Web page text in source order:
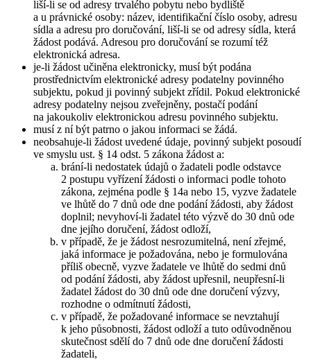
liší-li se od adresy trvalého pobytu nebo bydliště
a u právnické osoby: název, identifikační číslo osoby, adresu
sídla a adresu pro doručování, liší-li se od adresy sídla, která
žádost podává. Adresou pro doručování se rozumí též
elektronická adresa.
je-li žádost učiněna elektronicky, musí být podána
prostřednictvím elektronické adresy podatelny povinného
subjektu, pokud ji povinný subjekt zřídil. Pokud elektronické
adresy podatelny nejsou zveřejněny, postačí podání
na jakoukoliv elektronickou adresu povinného subjektu.
musí z ní být patrno o jakou informaci se žádá.
neobsahuje-li žádost uvedené údaje, povinný subjekt posoudí
ve smyslu ust. § 14 odst. 5 zákona žádost a:
brání-li nedostatek údajů o žadateli podle odstavce
2 postupu vyřízení žádosti o informaci podle tohoto
zákona, zejména podle § 14a nebo 15, vyzve žadatele
ve lhůtě do 7 dnů ode dne podání žádosti, aby žádost
doplnil; nevyhoví-li žadatel této výzvě do 30 dnů ode
dne jejího doručení, žádost odloží,
v případě, že je žádost nesrozumitelná, není zřejmé,
jaká informace je požadována, nebo je formulována
příliš obecně, vyzve žadatele ve lhůtě do sedmi dnů
od podání žádosti, aby žádost upřesnil, neupřesní-li
žadatel žádost do 30 dnů ode dne doručení výzvy,
rozhodne o odmítnutí žádosti,
v případě, že požadované informace se nevztahují
k jeho působnosti, žádost odloží a tuto odůvodněnou
skutečnost sdělí do 7 dnů ode dne doručení žádosti
žadateli,